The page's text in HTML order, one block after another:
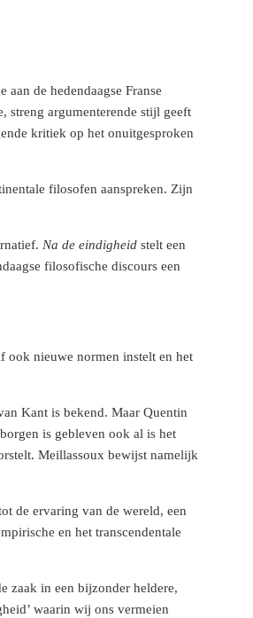
de hedendaagse Franse
streng argumenterende stijl geeft
kritiek op het onuitgesproken
filosofen aanspreken. Zijn
Na de eindigheid stelt een
filosofische discours een
ook nieuwe normen instelt en het
Kant is bekend. Maar Quentin
is gebleven ook al is het
Meillassoux bewijst namelijk
de ervaring van de wereld, een
en het transcendentale
zaak in een bijzonder heldere,
waarin wij ons vermeien